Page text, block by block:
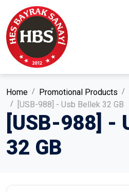
Home Promotional Products
[USB-988] - Usb Bellek 32 GB
[USB-988] -
32 GB